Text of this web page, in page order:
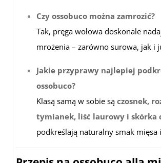
Czy ossobuco można zamrozić?
Tak, pręga wołowa doskonale
mrożenia – zarówno surowa, jak i
Jakie przyprawy najlepiej
ossobuco?
Klasą samą w sobie są czosnek,
tymianek, liść laurowy i skórka
podkreślają naturalny smak mięsa